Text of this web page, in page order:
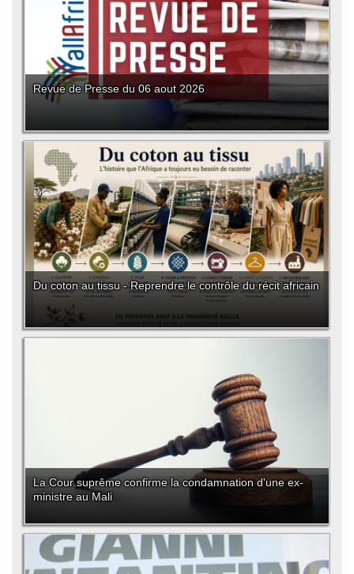
Revue de Presse du 06 aout 2026
Du coton au tissu - Reprendre le contrôle du récit africain
La Cour suprême confirme la condamnation d'une ex-
ministre au Mali